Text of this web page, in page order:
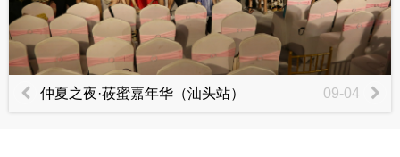
仲夏之夜·莜蜜嘉年华（汕头站） 09-04